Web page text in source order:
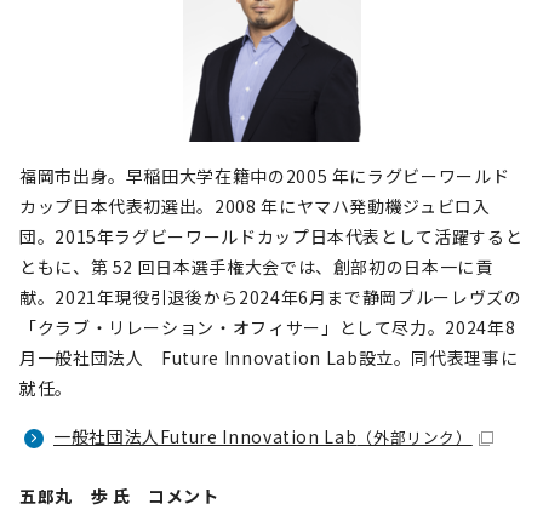
福岡市出身。早稲田大学在籍中の2005 年にラグビーワールド
カップ日本代表初選出。2008 年にヤマハ発動機ジュビロ入
団。2015年ラグビーワールドカップ日本代表として活躍すると
ともに、第 52 回日本選手権大会では、創部初の日本一に貢
献。2021年現役引退後から2024年6月まで静岡ブルーレヴズの
「クラブ・リレーション・オフィサー」として尽力。2024年8
月一般社団法人 Future Innovation Lab設立。同代表理事に
就任。
一般社団法人Future Innovation Lab （外部リンク）
五郎丸 歩 氏 コメント